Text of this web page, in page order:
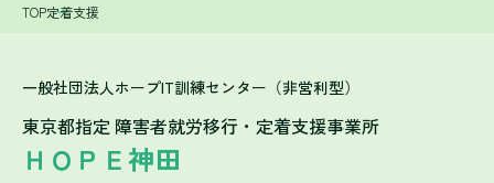
TOP定着支援
一般社団法人ホープIT訓練センター（非営利型）
東京都指定 障害者就労移行・定着支援事業所
ＨＯＰＥ神田